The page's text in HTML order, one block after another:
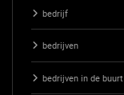
bedrijf
bedrijven
bedrijven in de buurt